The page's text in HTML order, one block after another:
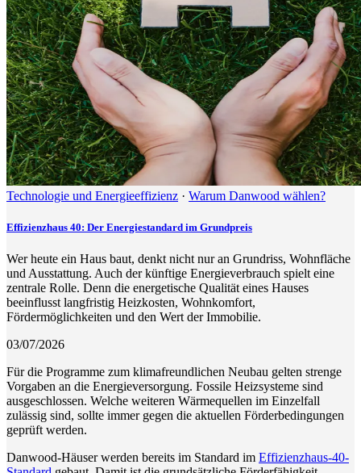
Technologie und Energieeffizienz · Warum Danwood wählen?
Effizienzhaus 40: Der Energiestandard im Grundpreis
Wer heute ein Haus baut, denkt nicht nur an Grundriss, Wohnfläche
und Ausstattung. Auch der künftige Energieverbrauch spielt eine
zentrale Rolle. Denn die energetische Qualität eines Hauses
beeinflusst langfristig Heizkosten, Wohnkomfort,
Fördermöglichkeiten und den Wert der Immobilie.
03/07/2026
Für die Programme zum klimafreundlichen Neubau gelten strenge
Vorgaben an die Energieversorgung. Fossile Heizsysteme sind
ausgeschlossen. Welche weiteren Wärmequellen im Einzelfall
zulässig sind, sollte immer gegen die aktuellen Förderbedingungen
geprüft werden.
Danwood-Häuser werden bereits im Standard im Effizienzhaus-40-